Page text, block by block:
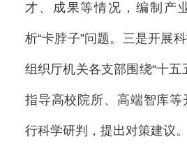
才、成果等情况，编制产
析“卡脖子”问题。三是开展
组织厅机关各支部围绕“十五
指导高校院所、高端智库
行科学研判，提出对策建议。